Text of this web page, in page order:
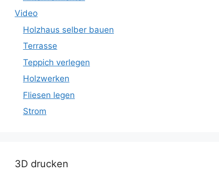
Video
Holzhaus selber bauen
Terrasse
Teppich verlegen
Holzwerken
Fliesen legen
Strom
3D drucken